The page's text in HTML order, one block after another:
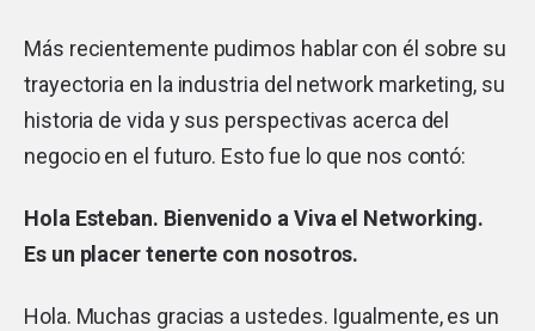
Más recientemente pudimos hablar con él sobre su
trayectoria en la industria del network marketing, su
historia de vida y sus perspectivas acerca del
negocio en el futuro. Esto fue lo que nos contó:
Hola Esteban. Bienvenido a Viva el Networking.
Es un placer tenerte con nosotros.
Hola. Muchas gracias a ustedes. Igualmente, es un